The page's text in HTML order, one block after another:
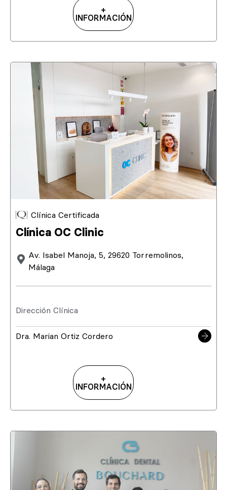
+
INFORMACIÓN
Clínica Certificada
Clínica OC Clinic
Av. Isabel Manoja, 5, 29620 Torremolinos,
Málaga
Dirección Clínica
Dra. Marian Ortiz Cordero
+
INFORMACIÓN